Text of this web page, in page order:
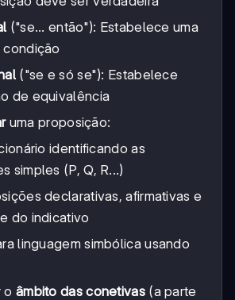
("se... então"): Estabelece uma
("se e só se"): Estabelece
de equivalência
uma proposição:
identificando as
simples (P, Q, R...)
declarativas, afirmativas e
do indicativo
linguagem simbólica usando
o âmbito das conetivas(a parte